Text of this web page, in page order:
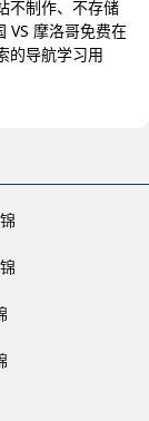
不制作、不存储
VS 摩洛哥免费在
的导航学习用